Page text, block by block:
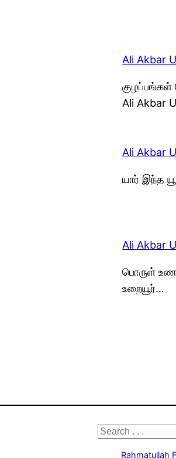
Ali Akbar
குழப்பங்கள்
Ali Akbar
Ali Akbar
யார் இந்த
Ali Akbar
பொருள்
உறையூர்…
S
Rahmatullah